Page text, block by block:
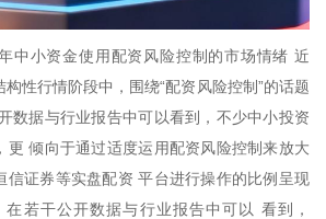
中小资金使用配资风险控制的市场情绪 近
性行情阶段中，围绕“配资风险控制”的话题
数据与行业报告中可以看到，不少中小投资
更 倾向于通过适度运用配资风险控制来放大
信证券等实盘配资 平台进行操作的比例呈现
若干公开数据与行业报告中可以 看到，